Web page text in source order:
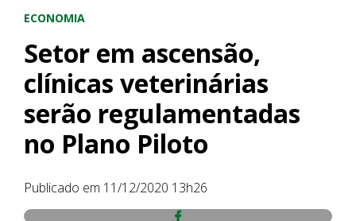
Setor em ascensão,
ECONOMIA
Setor em ascensão,
clínicas veterinárias
serão regulamentadas
no Plano Piloto
Publicado em 11/12/2020 13h26